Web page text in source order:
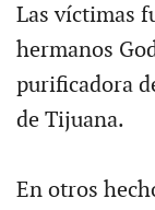
Las víctimas
hermanos
purificadora
de Tijuana.
En otros